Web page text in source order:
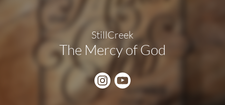
StillCreek
The Mercy of God